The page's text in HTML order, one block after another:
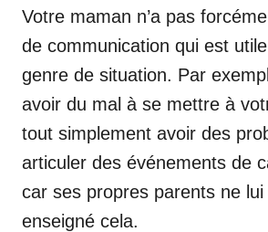
Votre maman n’a pas
de communication qui est
genre de situation. Par
avoir du mal à se mettre à
tout simplement avoir des
articuler des événements de
car ses propres parents ne
enseigné cela.